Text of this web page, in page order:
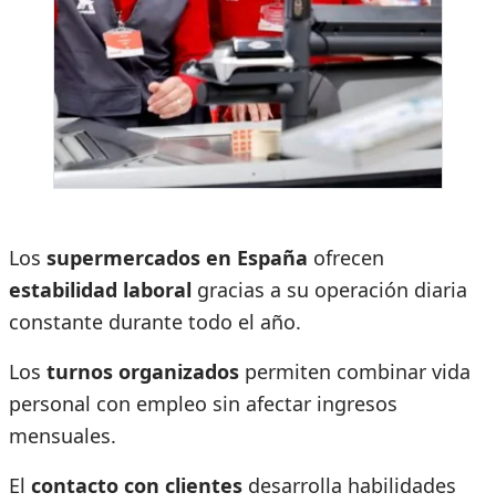
Los supermercados en España ofrecen
estabilidad laboral gracias a su operación diaria
constante durante todo el año.
Los turnos organizados permiten combinar vida
personal con empleo sin afectar ingresos
mensuales.
El contacto con clientes desarrolla habilidades